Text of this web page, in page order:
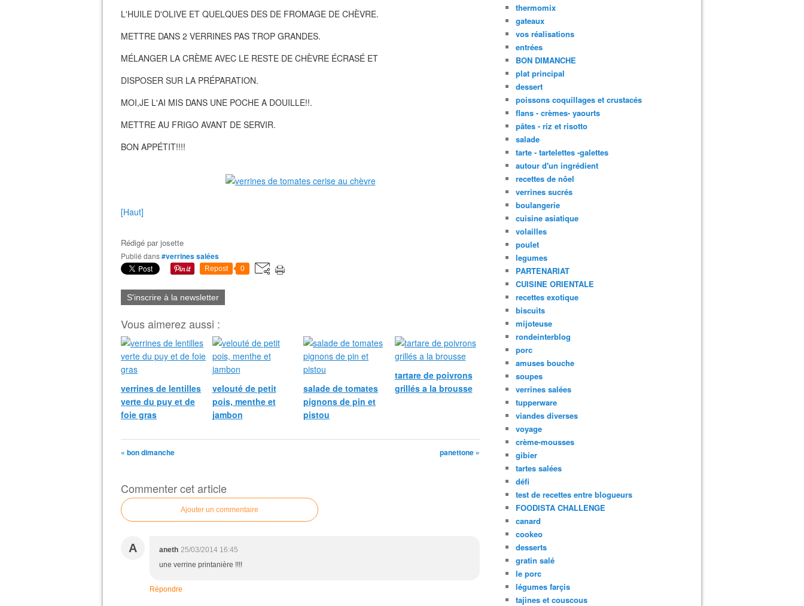
L'HUILE D'OLIVE ET QUELQUES DES DE FROMAGE DE CHÈVRE.
METTRE DANS 2 VERRINES PAS TROP GRANDES.
MÉLANGER LA CRÈME AVEC LE RESTE DE CHÈVRE ÉCRASÉ ET
DISPOSER SUR LA PRÉPARATION.
MOI,JE L'AI MIS DANS UNE POCHE A DOUILLE!!.
METTRE AU FRIGO AVANT DE SERVIR.
BON APPÉTIT!!!!
[Haut]
Rédigé parjosette
Publié dans#verrines salées
Repost 0
S'inscrire à la newsletter
Vous aimerez aussi :
verrines de lentilles
verte du puy et de
foie gras
velouté de petit
pois, menthe et
jambon
salade de tomates
pignons de pin et
pistou
tartare de poivrons
grillés a la brousse
« bon dimanche panettone »
Commenter cet article
Ajouter un commentaire
A aneth 25/03/2014 16:45
une verrine printanière !!!!
Répondre
thermomix
gateaux
vos réalisations
entrées
BON DIMANCHE
plat principal
dessert
poissons coquillages et crustacés
flans - crèmes- yaourts
pâtes - riz et risotto
salade
tarte - tartelettes -galettes
autour d'un ingrédient
recettes de nôel
verrines sucrés
boulangerie
cuisine asiatique
volailles
poulet
legumes
PARTENARIAT
CUISINE ORIENTALE
recettes exotique
biscuits
mijoteuse
rondeinterblog
porc
amuses bouche
soupes
verrines salées
tupperware
viandes diverses
voyage
crème-mousses
gibier
tartes salées
défi
test de recettes entre blogueurs
FOODISTA CHALLENGE
canard
cookeo
desserts
gratin salé
le porc
légumes farçis
tajines et couscous